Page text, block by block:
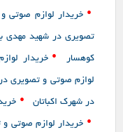
• خریدار لوازم صوتی
تصویری در شهید مهدی
کوهسار • خریدار
لوازم صوتی و تصویری در
در شهرک اکباتان •
• خریدار لوازم صوتی و